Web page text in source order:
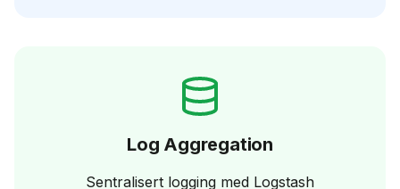
Log Aggregation
Sentralisert logging med Logstash